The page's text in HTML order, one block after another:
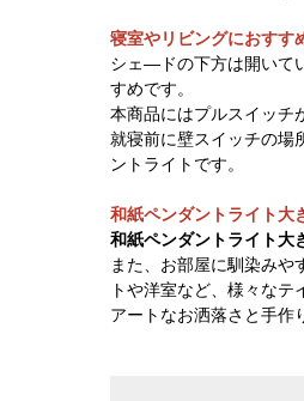
寝室やリビングにおすす
シェ―ドの下方は開いて
すめです。
本商品にはプルスイッ
就寝前に壁スイッチの場
ントライトです。
和紙ペンダントライト大
和紙ペンダントライト大
また、お部屋に馴染みや
トや洋室など、様々なテ
アートなお洒落さと手作